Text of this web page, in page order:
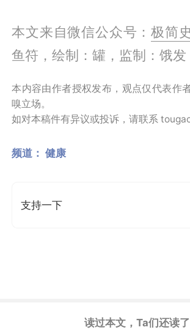
本文来自微信公众号：极简史
鱼符，绘制：罐‍‍‍‍‍‍‍‍‍‍‍‍‍‍‍‍‍‍，监制：饿发
本内容由作者授权发布，观点仅代表作
嗅立场。
如对本稿件有异议或投诉，请联系
频道： 健康
支持一下
读过本文，Ta们还读了